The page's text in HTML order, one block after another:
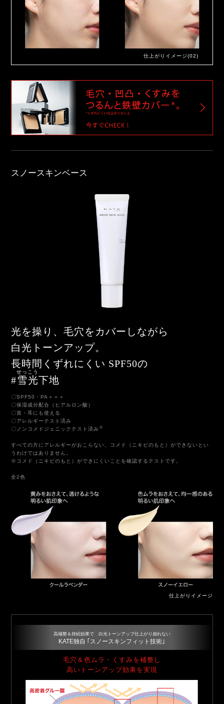
仕上がりイメージ(02)
スノースキンベース
光を操り、毛穴をカバーしながら
白光トーンアップ。
長時間くずれにくい SPF50の
#雪光
せっこう
下地
〇SPF50・PA＋＋＋
〇保湿成分配合（ヒアルロン酸）
〇首・耳にも使える
〇アレルギーテスト済み
〇ノンコメドジェニックテスト済み ※
すべての方にアレルギーがおこらない、コメド（ニキビのもと）ができないとい
うわけではありません。
※コメド（ニキビのもと）ができにくいことを確認するテストです。
全2色
仕上がりイメージ
高補整＆持続効果で 白光トーンアップ仕上がり崩れない
KATE独自 ｢スノースキンフィット技術｣
毛穴＆色ムラ・くすみを補整し
高いトーンアップ効果を実現